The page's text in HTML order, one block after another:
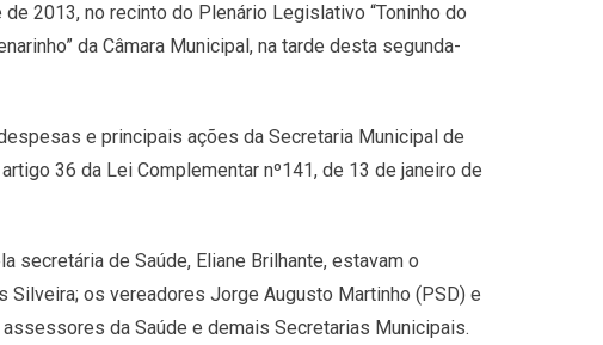
2013, no recinto do Plenário Legislativo “Toninho do
da Câmara Municipal, na tarde desta segunda-
e principais ações da Secretaria Municipal de
36 da Lei Complementar nº141, de 13 de janeiro de
secretária de Saúde, Eliane Brilhante, estavam o
os vereadores Jorge Augusto Martinho (PSD) e
da Saúde e demais Secretarias Municipais.